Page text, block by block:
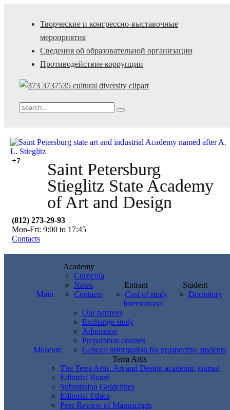
Творческие и конгрессно-выставочные
мероприятия
Сведения об образовательной организации
Противодействие коррупции
Saint Petersburg
Stieglitz State Academy
of Art and Design
+7
(812) 273-29-93
Mon-Fri: 9:00 to 17:45
Contacts
Main
Academy
Curricula
News
Contacts
Entrant
Cost of study
Student
Dormitory
Museum
International
Our partners
Exchange study
Admission
Preparation courses
General information for prospective students
Terra Artis
The Terra Artis. Art and Design academic journal
Editorial Board
Submission Guidelines
Editorial Ethics
Peer Review of Manuscripts